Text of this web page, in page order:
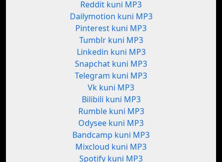
Reddit kuni MP3
Dailymotion kuni MP3
Pinterest kuni MP3
Tumblr kuni MP3
Linkedin kuni MP3
Snapchat kuni MP3
Telegram kuni MP3
Vk kuni MP3
Bilibili kuni MP3
Rumble kuni MP3
Odysee kuni MP3
Bandcamp kuni MP3
Mixcloud kuni MP3
Spotify kuni MP3